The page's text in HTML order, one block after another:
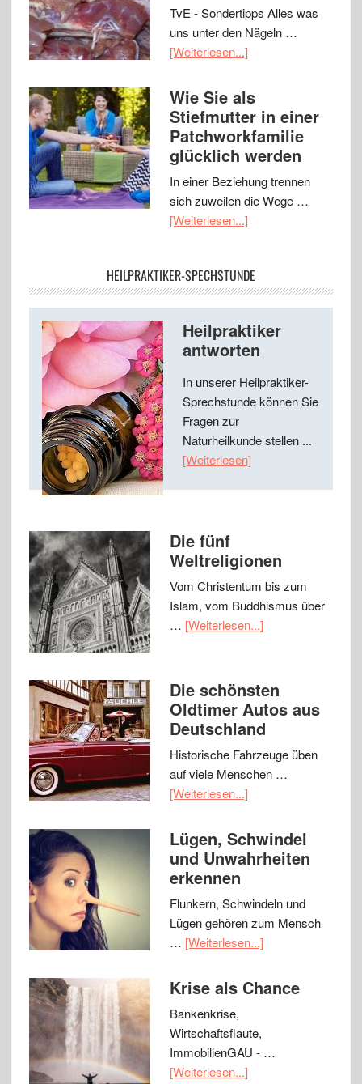
TvE - Sondertipps Alles was
uns unter den Nägeln …
[Weiterlesen...]
Wie Sie als
Stiefmutter in einer
Patchworkfamilie
glücklich werden
In einer Beziehung trennen
sich zuweilen die Wege …
[Weiterlesen...]
HEILPRAKTIKER-SPECHSTUNDE
Heilpraktiker
antworten
In unserer Heilpraktiker-
Sprechstunde können Sie
Fragen zur
Naturheilkunde stellen ...
[Weiterlesen]
Die fünf
Weltreligionen
Vom Christentum bis zum
Islam, vom Buddhismus über
… [Weiterlesen...]
Die schönsten
Oldtimer Autos aus
Deutschland
Historische Fahrzeuge üben
auf viele Menschen …
[Weiterlesen...]
Lügen, Schwindel
und Unwahrheiten
erkennen
Flunkern, Schwindeln und
Lügen gehören zum Mensch
… [Weiterlesen...]
Krise als Chance
Bankenkrise,
Wirtschaftsflaute,
ImmobilienGAU - …
[Weiterlesen...]